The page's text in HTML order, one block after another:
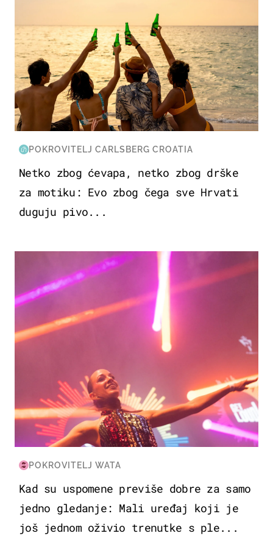
POKROVITELJ CARLSBERG CROATIA
Netko zbog ćevapa, netko zbog drške
za motiku: Evo zbog čega sve Hrvati
duguju pivo...
KULTURA & ZABAVA
POKROVITELJ WATA
Kad su uspomene previše dobre za samo
jedno gledanje: Mali uređaj koji je
još jednom oživio trenutke s ple...